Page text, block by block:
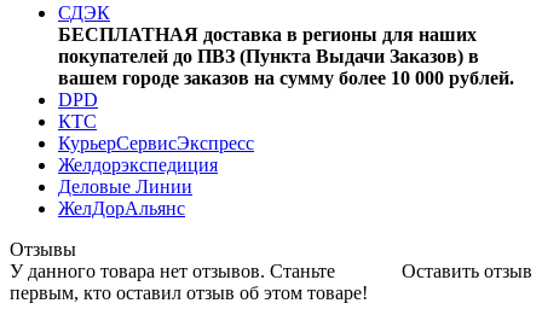
СДЭК
БЕСПЛАТНАЯ доставка в регионы для наших
покупателей до ПВЗ (Пункта Выдачи Заказов) в
вашем городе заказов на сумму более 10 000 рублей.
DPD
КТС
КурьерСервисЭкспресс
Желдорэкспедиция
Деловые Линии
ЖелДорАльянс
Отзывы
Оставить отзыв
У данного товара нет отзывов. Станьте
первым, кто оставил отзыв об этом товаре!